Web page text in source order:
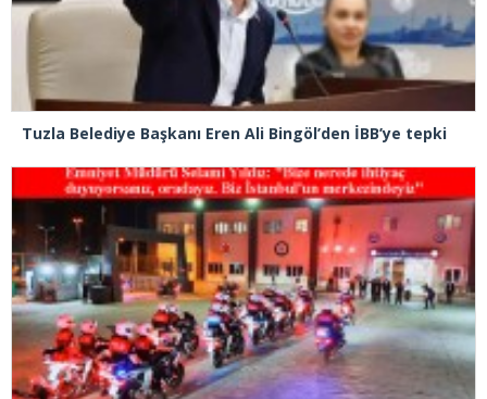
Tuzla Belediye Başkanı Eren Ali Bingöl’den İBB’ye tepki